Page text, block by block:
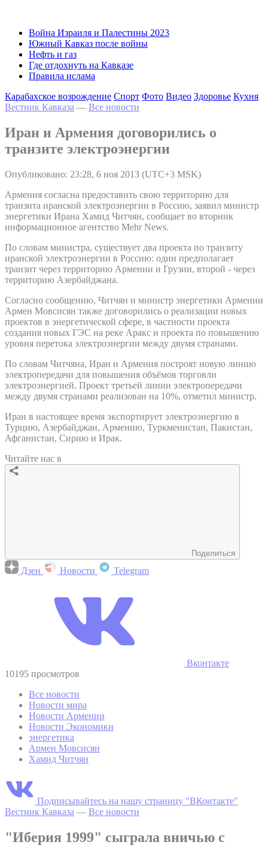
Война Израиля и Палестины 2023
Южный Кавказ после войны
Нефть и газ
Где отдохнуть на Кавказе
Правила ислама
Карабахское возрождение Спорт Фото Видео Здоровье Кухня
Вестник Кавказа — Все новости
Иран и Армения договорились о
транзите электроэнергии
Опубликовано: 23:28, 6 ноя 2013 (UTC+3 MSK)
Армения согласна предоставить свою территорию для
транзита иранской электроэнергии в Россию, заявил министр
энергетики Ирана Хамид Читчян, сообщает во вторник
информационное агентство Mehr News.
По словам министра, существует два проекта по транзиту
иранской электроэнергии в Россию: один предполагает
транзит через территорию Армении и Грузии, второй - через
территорию Азербайджана.
Согласно сообщению, Читчян и министр энергетики Армении
Армен Мовсисян также договорились о реализации новых
проектов в энергетической сфере, в частности проекта
создания новых ГЭС на реке Аракс и проекта по повышению
уровня перетока электроэнергии между двумя странами.
По словам Читчяна, Иран и Армения построят новую линию
электропередачи для повышения объёмов торговли
электроэнергией. Проект третьей линии электропередачи
между двумя странами реализован на 10%, отметил министр.
Иран в настоящее время экспортирует электроэнергию в
Турцию, Азербайджан, Армению, Туркменистан, Пакистан,
Афганистан, Сирию и Ирак.
Читайте нас в
Поделиться
Дзен Новости Telegram
Вконтакте
10195 просмотров
Все новости
Новости мира
Новости Армении
Новости Экономики
энергетика
Армен Мовсисян
Хамид Читчян
Подписывайтесь на нашу страницу "ВКонтакте"
Вестник Кавказа — Все новости
"Иберия 1999" сыграла вничью с